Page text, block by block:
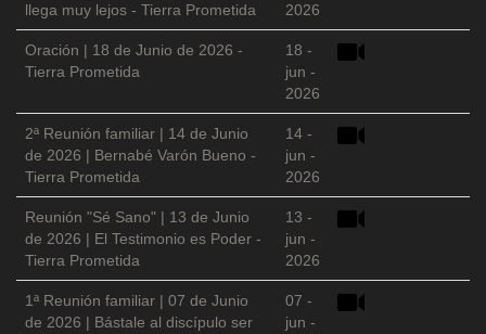
llega muy lejos - Tierra Prometida
2026
Oración | 18 de Junio de 2026 -
Tierra Prometida
18 -
jun -
2026
2ª Reunión familiar | 14 de Junio
de 2026 | Bernabé Varón Bueno -
Tierra Prometida
14 -
jun -
2026
Reunión "Sé Sano" | 13 de Junio
de 2026 | El Testimonio es Poder -
Tierra Prometida
13 -
jun -
2026
1ª Reunión familiar | 07 de Junio
de 2026 | Bástale al discípulo ser
07 -
jun -